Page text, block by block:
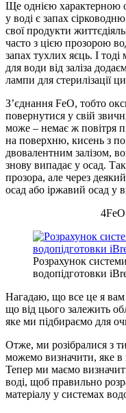
Ще однією характерною
у воді є запах
свої продукти
часто з цією прозорою
запах тухлих яєць. І
для води від заліза
лампи для стерилізації
З’єднання FeO, тобто
повернутися у свій
може – немає ж повітря
на поверхню, кисень з
двовалентним залізом,
знову випадає у осад.
прозора, але через
осад або іржавий осад у
Розрахунок системи
водопідготовки
Нагадаю, що все це я
що від цього залежить
яке ми підбираємо для
Отже, ми розібралися з
можемо визначити, яке в
Тепер ми маємо
воді, щоб правильно
матеріалу у системах